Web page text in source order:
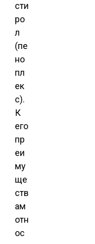
сти
ро
л
(пе
но
пл
ек
с).
К
его
пр
еи
му
ще
ств
ам
отн
ос